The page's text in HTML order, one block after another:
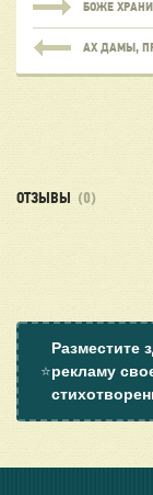
БОЖЕ
АХ ДАМЫ,
ОТЗЫВЫ (0)
⭐
Разместите
рекламу